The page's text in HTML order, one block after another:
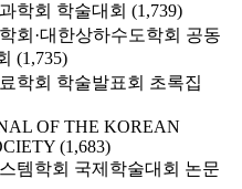
학회 학술대회 (1,739)
회·대한상하수도학회 공동
(1,735)
학회 학술발표회 초록집
OF THE KOREAN
(1,683)
템학회 국제학술대회 논문